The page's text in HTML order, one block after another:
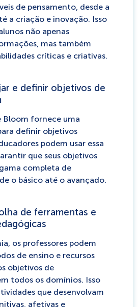
de pensamento, desde a
a criação e inovação. Isso
não apenas
mas também
críticas e criativas.
e definir objetivos de
Bloom fornece uma
definir objetivos
podem usar essa
que seus objetivos
completa de
o básico até o avançado.
de ferramentas e
os professores podem
de ensino e recursos
objetivos de
todos os domínios. Isso
que desenvolvam
afetivas e